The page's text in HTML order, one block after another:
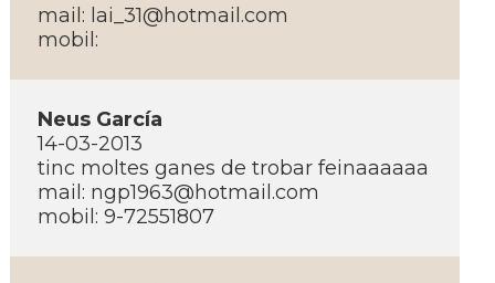
mail: lai_31@hotmail.com
mobil:
Neus Garcí­a
14-03-2013
tinc moltes ganes de trobar feinaaaaaa
mail: ngp1963@hotmail.com
mobil: 9-72551807